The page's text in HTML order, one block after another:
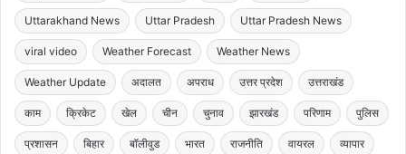
Uttarakhand News Uttar Pradesh Uttar Pradesh News
viral video Weather Forecast Weather News
Weather Update अदालत अपराध उत्तर प्रदेश उत्तराखंड
काम क्रिकेट खेल चीन चुनाव झारखंड परिणाम पुलिस
प्रशासन बिहार बॉलीवुड भारत राजनीति वायरल व्यापार